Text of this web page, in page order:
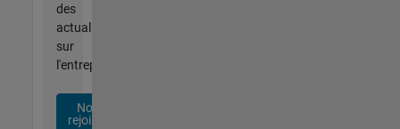
des
actualités
sur
l'entreprise.
Nous
rejoindre